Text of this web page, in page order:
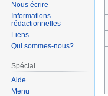
Nous écrire
Informations
rédactionnelles
Liens
Qui sommes-nous?
Spécial
Aide
Menu